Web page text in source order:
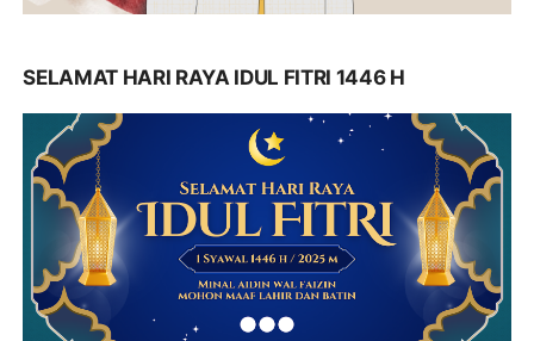
SELAMAT HARI RAYA IDUL FITRI 1446 H